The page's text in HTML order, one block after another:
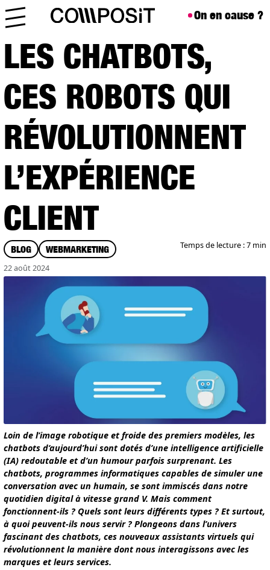
Aller au contenu
Skip to footer
Menu
On en cause ?
LES CHATBOTS,
CES ROBOTS QUI
RÉVOLUTIONNENT
L’EXPÉRIENCE
CLIENT
BLOG WEBMARKETING
22 août 2024
Temps de lecture : 7 min
Loin de l’image robotique et froide des premiers modèles, les
chatbots d’aujourd’hui sont dotés d’une intelligence artificielle
(IA) redoutable et d’un humour parfois surprenant. Les
chatbots, programmes informatiques capables de simuler une
conversation avec un humain, se sont immiscés dans notre
quotidien digital à vitesse grand V. Mais comment
fonctionnent-ils ? Quels sont leurs différents types ? Et surtout,
à quoi peuvent-ils nous servir ? Plongeons dans l’univers
fascinant des chatbots, ces nouveaux assistants virtuels qui
révolutionnent la manière dont nous interagissons avec les
marques et leurs services.